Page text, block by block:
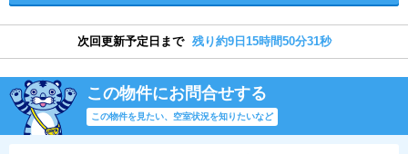
次回更新予定日まで 残り約9日15時間50分30秒
この物件にお問合せする
この物件を見たい、空室状況を知りたいなど